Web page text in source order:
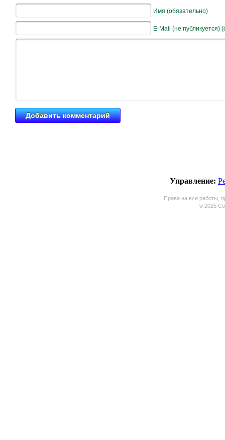
Имя (обязательно)
E-Mail (не публикуется)
Управление:
Права на все работы,
© 2025